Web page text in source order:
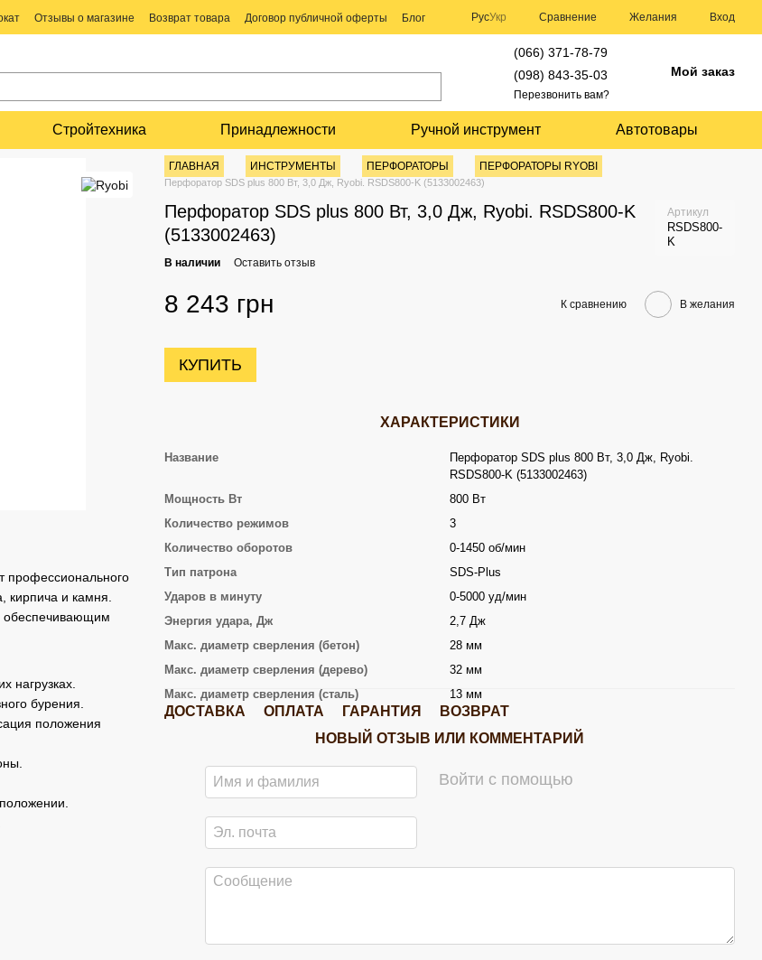
Отзывы о магазине Возврат товара Договор публичной оферты
Блог
РусУкр Сравнение Желания Вход
(066) 371-78-79
(098) 843-35-03
Перезвонить вам?
Мой заказ
Стройтехника Принадлежности Ручной инструмент Автотовары
кирпича и камня.
обеспечивающим
нагрузках.
бурения.
положения
ГЛАВНАЯ ИНСТРУМЕНТЫ ПЕРФОРАТОРЫ ПЕРФОРАТОРЫ RYOBI
Перфоратор SDS plus 800 Вт, 3,0 Дж, Ryobi. RSDS800-K (5133002463)
Перфоратор SDS plus 800 Вт, 3,0 Дж, Ryobi. RSDS800-K
(5133002463)
Артикул
RSDS800-
K
В наличии Оставить отзыв
8 243 грн К сравнению В желания
КУПИТЬ
ХАРАКТЕРИСТИКИ
Название
Перфоратор SDS plus 800 Вт, 3,0 Дж, Ryobi.
RSDS800-K (5133002463)
Мощность Вт
800 Вт
Количество режимов
3
Количество оборотов
0-1450 об/мин
Тип патрона
SDS-Plus
Ударов в минуту
0-5000 уд/мин
Энергия удара, Дж
2,7 Дж
Макс. диаметр сверления (бетон)
28 мм
Макс. диаметр сверления (дерево)
32 мм
Макс. диаметр сверления (сталь)
13 мм
ДОСТАВКА ОПЛАТА ГАРАНТИЯ
ВОЗВРАТ
НОВЫЙ ОТЗЫВ ИЛИ КОММЕНТАРИЙ
Войти с помощью